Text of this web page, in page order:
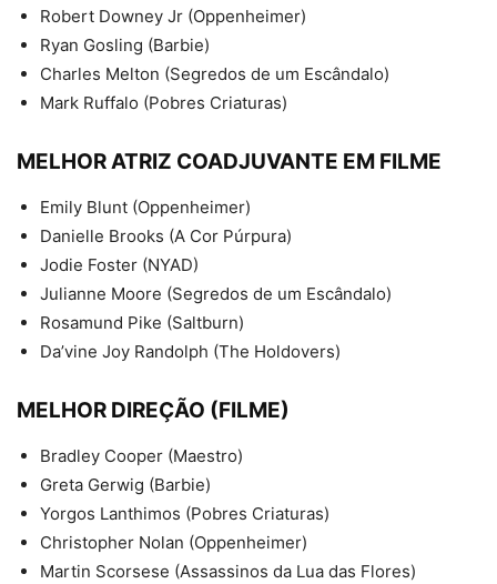
Robert Downey Jr (Oppenheimer)
Ryan Gosling (Barbie)
Charles Melton (Segredos de um Escândalo)
Mark Ruffalo (Pobres Criaturas)
MELHOR ATRIZ COADJUVANTE EM FILME
Emily Blunt (Oppenheimer)
Danielle Brooks (A Cor Púrpura)
Jodie Foster (NYAD)
Julianne Moore (Segredos de um Escândalo)
Rosamund Pike (Saltburn)
Da’vine Joy Randolph (The Holdovers)
MELHOR DIREÇÃO (FILME)
Bradley Cooper (Maestro)
Greta Gerwig (Barbie)
Yorgos Lanthimos (Pobres Criaturas)
Christopher Nolan (Oppenheimer)
Martin Scorsese (Assassinos da Lua das Flores)